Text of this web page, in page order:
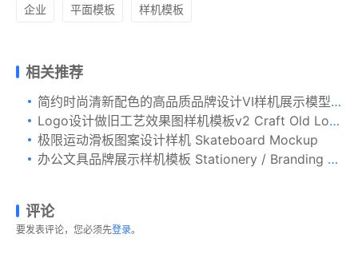
企业 平面模板 样机模板
相关推荐
简约时尚清新配色的高品质品牌设计VI样机展示模型mockups
Logo设计做旧工艺效果图样机模板v2 Craft Old Logo Mockups vol.2
极限运动滑板图案设计样机 Skateboard Mockup
办公文具品牌展示样机模板 Stationery / Branding mock-up
评论
要发表评论，您必须先登录。